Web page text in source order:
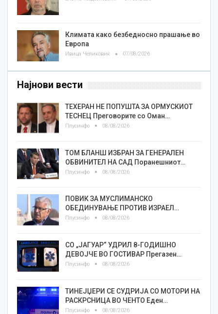
Климата како безбедносно прашање во
Европа
Ивица Челиковиќ 07/08/2026
Најнови вести
ТЕХЕРАН НЕ ПОПУШТА ЗА ОРМУСКИОТ
ТЕСНЕЦ Преговорите со Оман…
Плусинфо 08/08/2026
ТОМ БЛАНШ ИЗБРАН ЗА ГЕНЕРАЛЕН
ОБВИНИТЕЛ НА САД Поранешниот…
Плусинфо 08/08/2026
ПОВИК ЗА МУСЛИМАНСКО
ОБЕДИНУВАЊЕ ПРОТИВ ИЗРАЕЛ…
Плусинфо 08/08/2026
СО „ЈАГУАР“ УДРИЛ 8-ГОДИШНО
ДЕВОЈЧЕ ВО ГОСТИВАР Прегазен…
Плусинфо 08/08/2026
ТИНЕЈЏЕРИ СЕ СУДРИЈА СО МОТОРИ НА
РАСКРСНИЦА ВО ЧЕНТО Еден…
Плусинфо 08/08/2026